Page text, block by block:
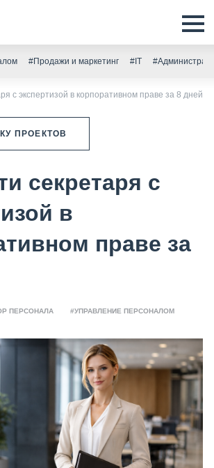
#Продажи и маркетинг #IT
с экспертизой в корпоративном праве за 8 дней
ПРОЕКТОВ
секретаря с
в
праве за
ПЕРСОНАЛА #УПРАВЛЕНИЕ ПЕРСОНАЛОМ